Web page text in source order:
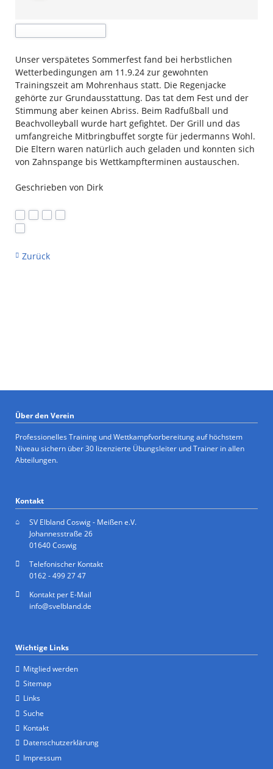
Unser verspätetes Sommerfest fand bei herbstlichen
Wetterbedingungen am 11.9.24 zur gewohnten
Trainingszeit am Mohrenhaus statt. Die Regenjacke
gehörte zur Grundausstattung. Das tat dem Fest und der
Stimmung aber keinen Abriss. Beim Radfußball und
Beachvolleyball wurde hart gefightet. Der Grill und das
umfangreiche Mitbringbuffet sorgte für jedermanns Wohl.
Die Eltern waren natürlich auch geladen und konnten sich
von Zahnspange bis Wettkampfterminen austauschen.
Geschrieben von Dirk
Zurück
Über den Verein
Professionelles Training und Wettkampfvorbereitung auf höchstem
Niveau sichern über 30 lizenzierte Übungsleiter und Trainer in allen
Abteilungen.
Kontakt
SV Elbland Coswig - Meißen e.V.
Johannesstraße 26
01640 Coswig
Telefonischer Kontakt
0162 - 499 27 47
Kontakt per E-Mail
info@svelbland.de
Wichtige Links
Mitglied werden
Sitemap
Links
Suche
Kontakt
Datenschutzerklärung
Impressum